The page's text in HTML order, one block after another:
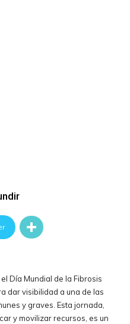
Día Mundial de la Fibrosis
dar visibilidad a una de las
y graves. Esta jornada,
y movilizar recursos, es un